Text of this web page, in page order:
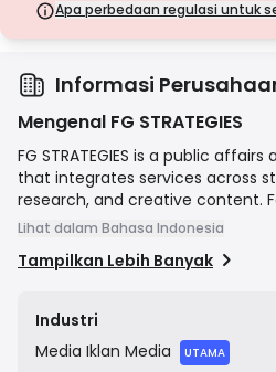
Apa perbedaan regulasi untuk
Dari yurisdiksi dengan
asuransi. Meskipun menarik untuk
menimbulkan risiko
Informasi
Mengenal FG STRATEGIES
FG STRATEGIES is a public
that integrates services across
research, and creative content.
political strategists, the company
clients, including corporations,
comprehensive, data-driven
in challenging political and public
Lihat dalam Bahasa Indonesia
Tampilkan Lebih Banyak
Industri
Media Iklan Media UTAMA